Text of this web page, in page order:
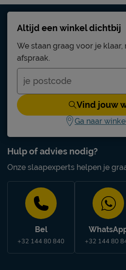
Hulp of advies nodig?
Onze slaapexperts helpen je
Bel
+32 144 80 840 +32 144 80
Altijd een winkel dichtbij
We staan graag voor je
afspraak.
Vind jouw
Ga naar